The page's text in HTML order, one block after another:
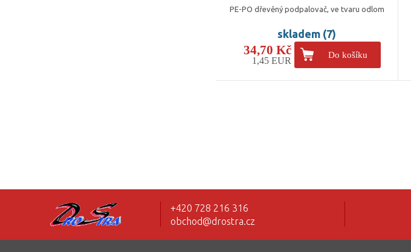
PE-PO dřevěný podpalovač, ve tvaru odlom
skladem (7)
34,70 Kč
1,45 EUR
Do košíku
+420 728 216 316
obchod@drostra.cz